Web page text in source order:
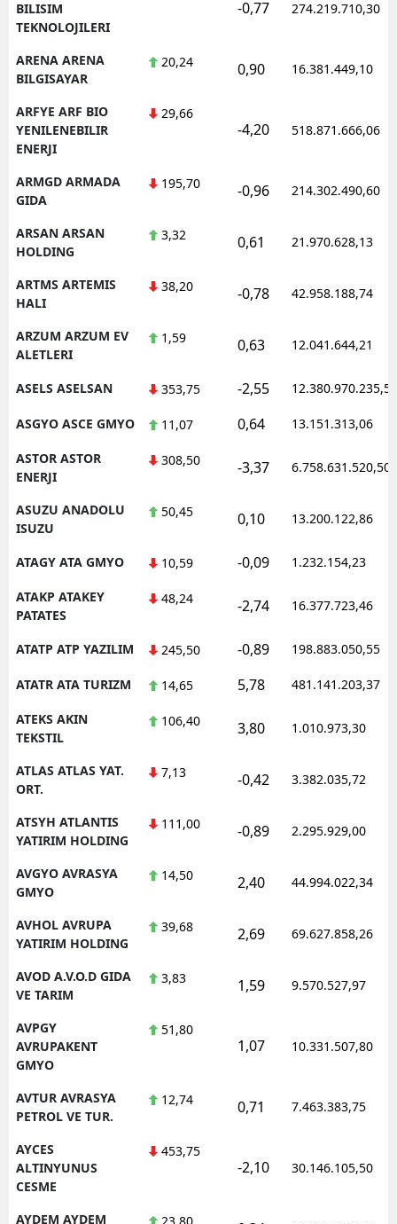
BILISIM
TEKNOLOJILERI
-0,77 274.219.710,30
ARENA ARENA
BILGISAYAR
20,24 0,90 16.381.449,10
ARFYE ARF BIO
YENILENEBILIR
ENERJI
29,66
-4,20 518.871.666,06
ARMGD ARMADA
GIDA
195,70 -0,96 214.302.490,60
ARSAN ARSAN
HOLDING
3,32 0,61 21.970.628,13
ARTMS ARTEMIS
HALI
38,20 -0,78 42.958.188,74
ARZUM ARZUM EV
ALETLERI
1,59 0,63 12.041.644,21
ASELS ASELSAN 353,75 -2,55 12.380.970.235,50
ASGYO ASCE GMYO 11,07 0,64 13.151.313,06
ASTOR ASTOR
ENERJI
308,50 -3,37 6.758.631.520,50
ASUZU ANADOLU
ISUZU
50,45 0,10 13.200.122,86
ATAGY ATA GMYO 10,59 -0,09 1.232.154,23
ATAKP ATAKEY
PATATES
48,24 -2,74 16.377.723,46
ATATP ATP YAZILIM 245,50 -0,89 198.883.050,55
ATATR ATA TURIZM 14,65 5,78 481.141.203,37
ATEKS AKIN
TEKSTIL
106,40 3,80 1.010.973,30
ATLAS ATLAS YAT.
ORT.
7,13 -0,42 3.382.035,72
ATSYH ATLANTIS
YATIRIM HOLDING
111,00 -0,89 2.295.929,00
AVGYO AVRASYA
GMYO
14,50 2,40 44.994.022,34
AVHOL AVRUPA
YATIRIM HOLDING
39,68 2,69 69.627.858,26
AVOD A.V.O.D GIDA
VE TARIM
3,83 1,59 9.570.527,97
AVPGY
AVRUPAKENT
GMYO
51,80
1,07 10.331.507,80
AVTUR AVRASYA
PETROL VE TUR.
12,74 0,71 7.463.383,75
AYCES
ALTINYUNUS
CESME
453,75
-2,10 30.146.105,50
AYDEM AYDEM